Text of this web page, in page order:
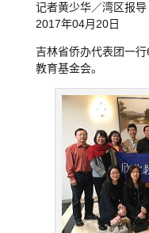
记者黄少华／湾区报导
2017年04月20日
吉林省侨办代表团一
教育基金会。